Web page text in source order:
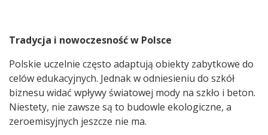
Tradycja i nowoczesność w Polsce
Polskie uczelnie często adaptują obiekty zabytkowe do
celów edukacyjnych. Jednak w odniesieniu do szkół
biznesu widać wpływy światowej mody na szkło i beton.
Niestety, nie zawsze są to budowle ekologiczne, a
zeroemisyjnych jeszcze nie ma.